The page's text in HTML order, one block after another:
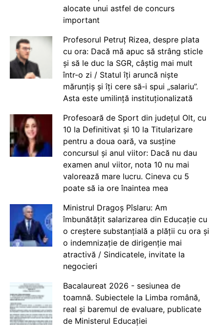
alocate unui astfel de concurs
important
Profesorul Petruț Rizea, despre plata
cu ora: Dacă mă apuc să strâng sticle
și să le duc la SGR, câștig mai mult
într-o zi / Statul îți aruncă niște
mărunțiș și îți cere să-i spui „salariu”.
Asta este umilință instituționalizată
Profesoară de Sport din județul Olt, cu
10 la Definitivat și 10 la Titularizare
pentru a doua oară, va susține
concursul și anul viitor: Dacă nu dau
examen anul viitor, nota 10 nu mai
valorează mare lucru. Cineva cu 5
poate să ia ore înaintea mea
Ministrul Dragoș Pîslaru: Am
îmbunătățit salarizarea din Educație cu
o creștere substanțială a plății cu ora și
o indemnizație de dirigenție mai
atractivă / Sindicatele, invitate la
negocieri
Bacalaureat 2026 - sesiunea de
toamnă. Subiectele la Limba română,
real și baremul de evaluare, publicate
de Ministerul Educației